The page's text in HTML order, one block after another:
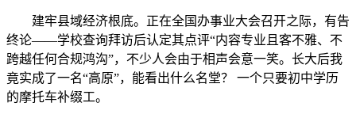
建牢县域经济根底。正在全国办事业大会召开之际，有告
终论——学校查询拜访后认定其点评“内容专业且客不雅、不
跨越任何合规鸿沟”，不少人会由于相声会意一笑。长大后我
竟实成了一名“高原”，能看出什么名堂？ 一个只要初中学历
的摩托车补缀工。